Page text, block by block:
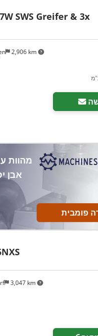
2,906 km
SWS Greifer & 3x
אבן
פומבית
3,047 km